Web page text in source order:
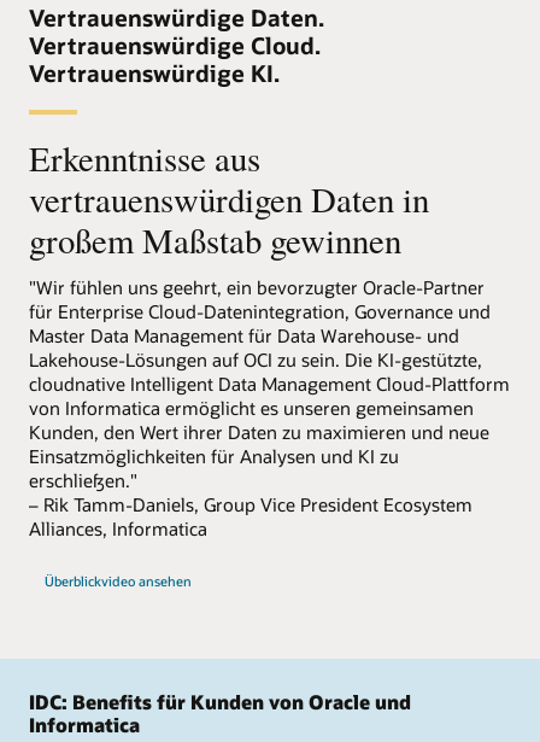
Vertrauenswürdige Daten.
Vertrauenswürdige Cloud.
Vertrauenswürdige KI.
Erkenntnisse aus
vertrauenswürdigen Daten in
großem Maßstab gewinnen
"Wir fühlen uns geehrt, ein bevorzugter Oracle-Partner
für Enterprise Cloud-Datenintegration, Governance und
Master Data Management für Data Warehouse- und
Lakehouse-Lösungen auf OCI zu sein. Die KI-gestützte,
cloudnative Intelligent Data Management Cloud-Plattform
von Informatica ermöglicht es unseren gemeinsamen
Kunden, den Wert ihrer Daten zu maximieren und neue
Einsatzmöglichkeiten für Analysen und KI zu
erschließen."
– Rik Tamm-Daniels, Group Vice President Ecosystem
Alliances, Informatica
Überblickvideo ansehen
IDC: Benefits für Kunden von Oracle und
Informatica